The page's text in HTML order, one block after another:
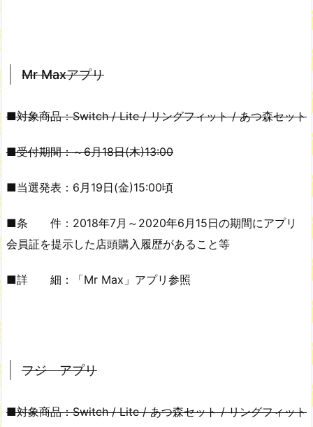
Mr Maxアプリ
■対象商品：Switch / Lite / リングフィット / あつ森セット
■受付期間：～6月18日(木)13:00
■当選発表：6月19日(金)15:00頃
■条 件：2018年7月～2020年6月15日の期間にアプリ
会員証を提示した店頭購入履歴があること等
■詳 細：「Mr Max」アプリ参照
フジ アプリ
■対象商品：Switch / Lite / あつ森セット / リングフィット